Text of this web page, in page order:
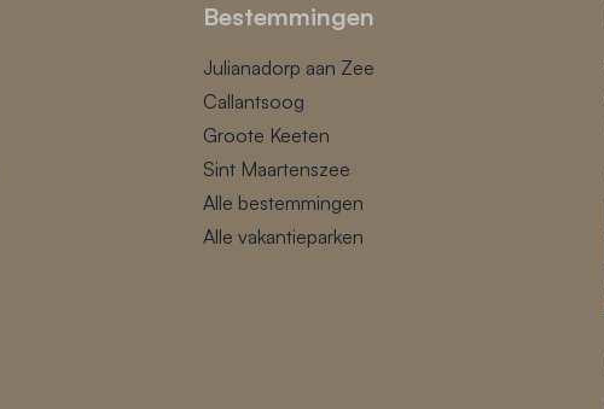
Bestemmingen
Julianadorp aan Zee
Callantsoog
Groote Keeten
Sint Maartenszee
Alle bestemmingen
Alle vakantieparken